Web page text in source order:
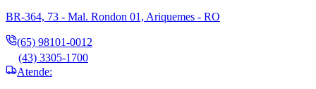
BR-364, 73 - Mal. Rondon 01, Ariquemes - RO
(65) 98101-0012
(43) 3305-1700
Atende: